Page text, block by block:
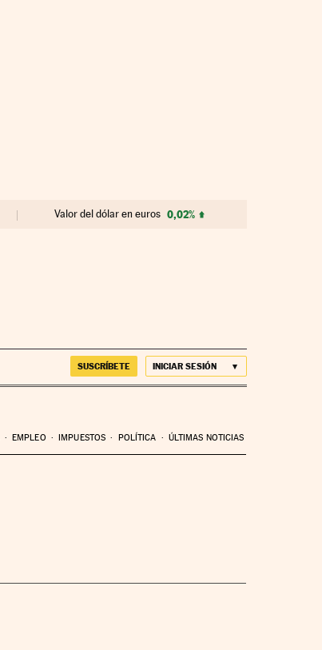
Valor del dólar en euros 0,02%
SUSCRÍBETE INICIAR SESIÓN
EMPLEO IMPUESTOS POLÍTICA ÚLTIMAS NOTICIAS